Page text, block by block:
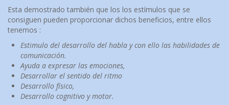
Esta demostrado también que los los estímulos que se
consiguen pueden proporcionar dichos beneficios, entre ellos
tenemos :
Estimulo del desarrollo del habla y con ello las habilidades de
comunicación.
Ayuda a expresar las emociones,
Desarrollar el sentido del ritmo
Desarrollo físico,
Desarrollo cognitivo y motor.